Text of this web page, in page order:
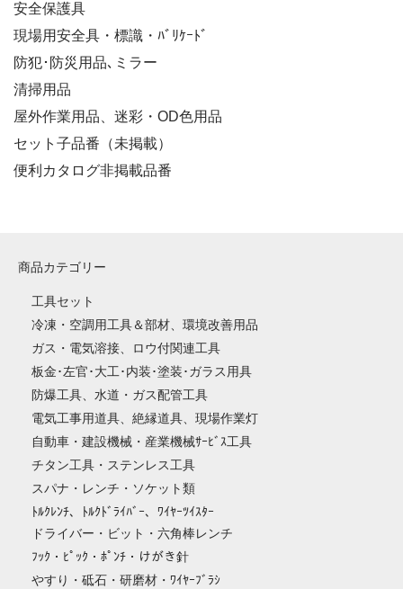
安全保護具
現場用安全具・標識・ﾊﾞﾘｹｰﾄﾞ
防犯･防災用品､ミラー
清掃用品
屋外作業用品、迷彩・OD色用品
セット子品番（未掲載）
便利カタログ非掲載品番
商品カテゴリー
工具セット
冷凍・空調用工具＆部材、環境改善用品
ガス・電気溶接、ロウ付関連工具
板金･左官･大工･内装･塗装･ガラス用具
防爆工具、水道・ガス配管工具
電気工事用道具、絶縁道具、現場作業灯
自動車・建設機械・産業機械ｻｰﾋﾞｽ工具
チタン工具・ステンレス工具
スパナ・レンチ・ソケット類
ﾄﾙｸﾚﾝﾁ、ﾄﾙｸﾄﾞﾗｲﾊﾞｰ、ﾜｲﾔｰﾂｲｽﾀｰ
ドライバー・ビット・六角棒レンチ
ﾌｯｸ・ﾋﾟｯｸ・ﾎﾟﾝﾁ・けがき針
やすり・砥石・研磨材・ﾜｲﾔｰﾌﾞﾗｼ